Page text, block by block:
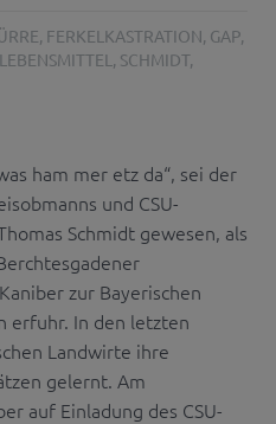
, FERKELKASTRATION, GAP,
LEBENSMITTEL , SCHMIDT,
ham mer etz da“, sei der
und CSU-
Schmidt gewesen, als
zur Bayerischen
erfuhr. In den letzten
Landwirte ihre
gelernt. Am
auf Einladung des CSU-